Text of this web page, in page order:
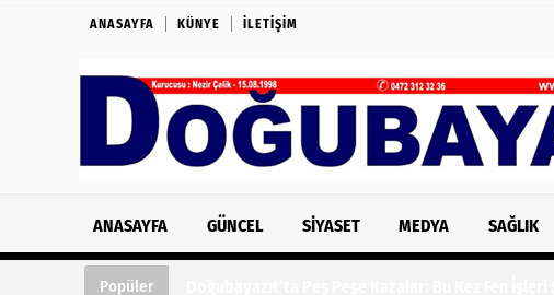
ANASAYFA KÜNYE İLETIŞIM
ANASAYFA GÜNCEL SIYASET MEDYA SAĞLIK
Popüler